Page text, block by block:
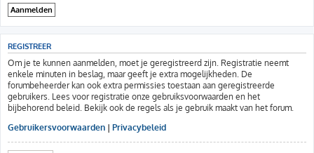
REGISTREER
Om je te kunnen aanmelden, moet je geregistreerd zijn. Registratie neemt
enkele minuten in beslag, maar geeft je extra mogelijkheden. De
forumbeheerder kan ook extra permissies toestaan aan geregistreerde
gebruikers. Lees voor registratie onze gebruiksvoorwaarden en het
bijbehorend beleid. Bekijk ook de regels als je gebruik maakt van het forum.
Gebruikersvoorwaarden | Privacybeleid